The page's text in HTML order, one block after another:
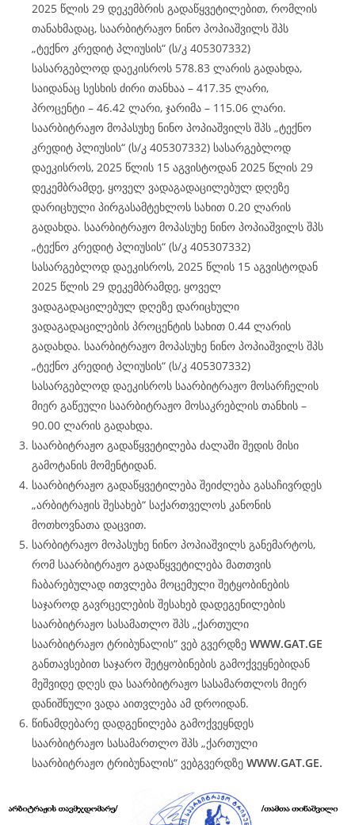
2025 წლის 29 დეკემბრის გადაწყვეტილებით, რომლის
თანახმადაც, საარბიტრაჟო ნინო პოპიაშვილს შპს
„ტექნო კრედიტ პლიუსის“ (ს/კ 405307332)
სასარგებლოდ დაეკისროს 578.83 ლარის გადახდა,
საიდანაც სესხის ძირი თანხაა – 417.35 ლარი,
პროცენტი – 46.42 ლარი, ჯარიმა – 115.06 ლარი.
საარბიტრაჟო მოპასუხე ნინო პოპიაშვილს შპს „ტექნო
კრედიტ პლიუსის“ (ს/კ 405307332) სასარგებლოდ
დაეკისროს, 2025 წლის 15 აგვისტოდან 2025 წლის 29
დეკემბრამდე, ყოველ ვადაგადაცილებულ დღეზე
დარიცხული პირგასამტეხლოს სახით 0.20 ლარის
გადახდა. საარბიტრაჟო მოპასუხე ნინო პოპიაშვილს შპს
„ტექნო კრედიტ პლიუსის“ (ს/კ 405307332)
სასარგებლოდ დაეკისროს, 2025 წლის 15 აგვისტოდან
2025 წლის 29 დეკემბრამდე, ყოველ
ვადაგადაცილებულ დღეზე დარიცხული
ვადაგადაცილების პროცენტის სახით 0.44 ლარის
გადახდა. საარბიტრაჟო მოპასუხე ნინო პოპიაშვილს შპს
„ტექნო კრედიტ პლიუსის“ (ს/კ 405307332)
სასარგებლოდ დაეკისროს საარბიტრაჟო მოსარჩელის
მიერ გაწეული საარბიტრაჟო მოსაკრებლის თანხის –
90.00 ლარის გადახდა.
საარბიტრაჟო გადაწყვეტილება ძალაში შედის მისი
გამოტანის მომენტიდან.
საარბიტრაჟო გადაწყვეტილება შეიძლება გასაჩივრდეს
„არბიტრაჟის შესახებ“ საქართველოს კანონის
მოთხოვნათა დაცვით.
სარბიტრაჟო მოპასუხე ნინო პოპიაშვილს განემარტოს,
რომ საარბიტრაჟო გადაწყვეტილება მათთვის
ჩაბარებულად ითვლება მოცემული შეტყობინების
საჯაროდ გავრცელების შესახებ დადეგენილების
საარბიტრაჟო სასამათლო შპს „ქართული
საარბიტრაჟო ტრიბუნალის“ ვებ გვერდზე WWW.GAT.GE
განთავსებით საჯარო შეტყობინების გამოქვეყნებიდან
მეშვიდე დღეს და საარბიტრაჟო სასამართლოს მიერ
დანიშნული ვადა აითვლება ამ დროიდან.
წინამდებარე დადგენილება გამოქვეყნდეს
საარბიტრაჟო სასამართლო შპს „ქართული
საარბიტრაჟო ტრიბუნალის“ ვებგვერდზე WWW.GAT.GE.